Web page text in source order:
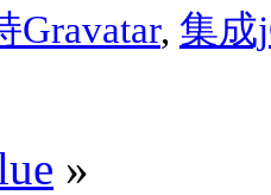
Gravatar, 集成
»